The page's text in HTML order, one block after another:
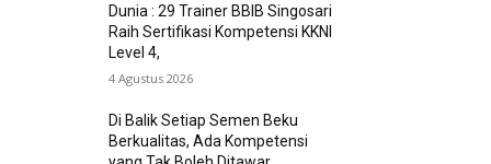
Dunia : 29 Trainer BBIB Singosari
Raih Sertifikasi Kompetensi KKNI
Level 4,
4 Agustus 2026
Di Balik Setiap Semen Beku
Berkualitas, Ada Kompetensi